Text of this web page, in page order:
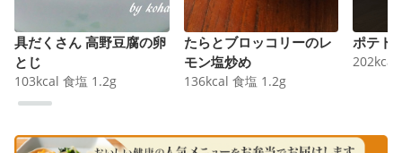
具だくさん 高野豆腐の卵
とじ
103kcal 食塩 1.2g
たらとブロッコリーのレ
モン塩炒め
136kcal 食塩 1.2g
ポテト
202kcal